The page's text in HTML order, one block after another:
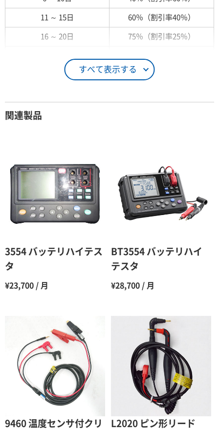
すべて表示する
11 ～ 15日 60％（割引率40％）
16 ～ 20日 75％（割引率25％）
26日 ～ 1ヶ月 100％（割引率 0％）
2ヶ月 90％（割引率10％）
3ヶ月 80％（割引率20％）
4ヶ月 75％（割引率25％）
5ヶ月
60％（割引率 40％）
55％（割引率45％）
10ヶ月 48％（割引率52％）
11ヶ月 47％（割引率53％）
12ヶ月 45％（割引率55％）
関連製品
3554 バッテリハイテス
タ
¥23,700 / 月
BT3554 バッテリハイ
テスタ
¥28,700 / 月
9460 温度センサ付クリ
L2020 ピン形リード